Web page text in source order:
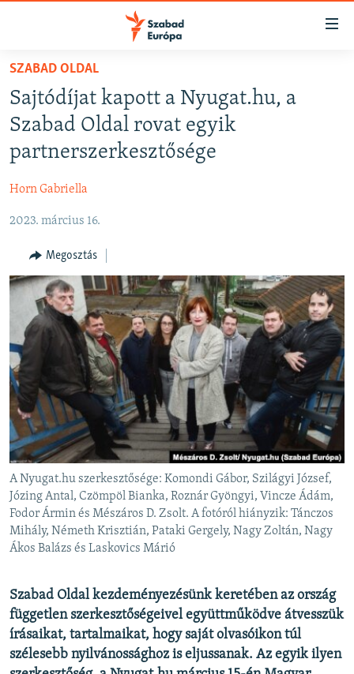
Akadálymentes
Ugrás
fő
oldalra
tartalomjegyzékre
NAPIRENDEN
AKTUÁLIS
PODCASTOK
ELEMZŐ
NER15
SZABADON
TÁRSADALOM
DEMOKRÁCIA
A PÉNZ NYOMÁBAN
EURÓPAI UNIÓ
VILÁG
KLÍMAVÁLTOZÁS
A MÚLT TANULSÁGAI
KÖVESSEN MINKET!
SZABAD OLDAL
Sajtódíjat kapott a Nyugat.hu, a
Szabad Oldal rovat egyik
partnerszerkesztősége
Horn Gabriella
2023. március 16.
Megosztás
A Nyugat.hu szerkesztősége: Komondi Gábor, Szilágyi József,
Józing Antal, Czömpöl Bianka, Roznár Gyöngyi, Vincze Ádám,
Fodor Ármin és Mészáros D. Zsolt. A fotóról hiányzik: Tánczos
Mihály, Németh Krisztián, Pataki Gergely, Nagy Zoltán, Nagy
Ákos Balázs és Laskovics Márió
Szabad Oldal kezdeményezésünk keretében az ország
független szerkesztőségeivel együttműködve átvesszük
írásaikat, tartalmaikat, hogy saját olvasóikon túl
szélesebb nyilvánossághoz is eljussanak. Az egyik ilyen
FELIRATKOZÁS